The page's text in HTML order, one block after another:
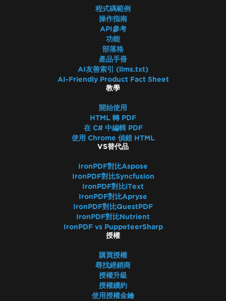
程式碼範例
操作指南
API參考
功能
部落格
產品手冊
AI友善索引 (llms.txt)
AI-Friendly Product Fact Sheet
教學
開始使用
HTML 轉 PDF
在 C# 中編輯 PDF
使用 Chrome 偵錯 HTML
VS替代品
IronPDF對比Aspose
IronPDF對比Syncfusion
IronPDF對比iText
IronPDF對比Apryse
IronPDF對比QuestPDF
IronPDF對比Nutrient
IronPDF vs PuppeteerSharp
授權
購買授權
尋找經銷商
授權升級
授權續約
使用授權金鑰